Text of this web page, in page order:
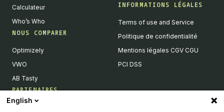
Calculateur
Who’s Who
NOUS COMPARER
Optimizely
VWO
AB Tasty
PARTENAIRES
INFORMATIONS LÉGALES
Terms of use and Service
Politique de confidentialité
Mentions légales CGV CGU
PCI DSS
English